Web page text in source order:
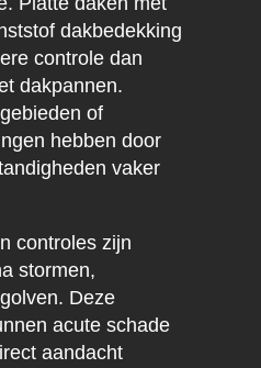
dakbedekking
controle dan
dakpannen.
of
hebben door
vaker
controles zijn
stormen,
Deze
acute schade
aandacht